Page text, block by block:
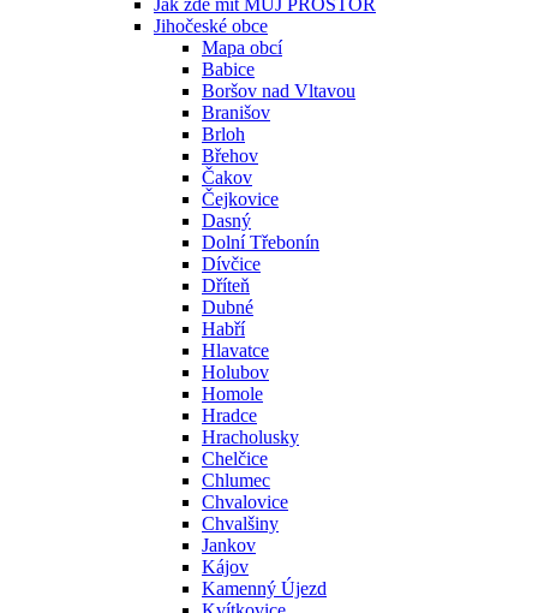
Jak zde mít MŮJ PROSTOR
Jihočeské obce
Mapa obcí
Babice
Boršov nad Vltavou
Branišov
Brloh
Břehov
Čakov
Čejkovice
Dasný
Dolní Třebonín
Dívčice
Dříteň
Dubné
Habří
Hlavatce
Holubov
Homole
Hradce
Hracholusky
Chelčice
Chlumec
Chvalovice
Chvalšiny
Jankov
Kájov
Kamenný Újezd